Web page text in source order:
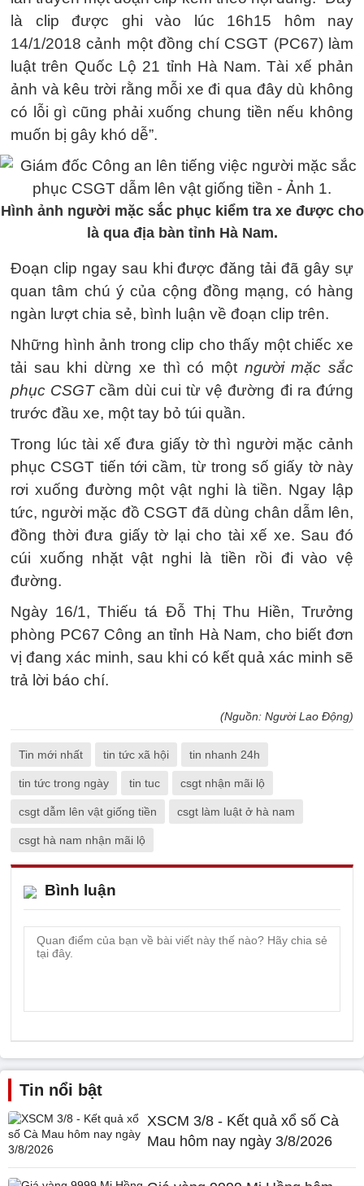
là clip được ghi vào lúc 16h15 hôm nay
14/1/2018 cảnh một đồng chí CSGT (PC67) làm
luật trên Quốc Lộ 21 tỉnh Hà Nam. Tài xế phản
ảnh và kêu trời rằng mỗi xe đi qua đây dù không
có lỗi gì cũng phải xuống chung tiền nếu không
muốn bị gây khó dễ”.
Hình ảnh người mặc sắc phục kiểm tra xe được cho
là qua địa bàn tỉnh Hà Nam.
Đoạn clip ngay sau khi được đăng tải đã gây sự
quan tâm chú ý của cộng đồng mạng, có hàng
ngàn lượt chia sẻ, bình luận về đoạn clip trên.
Những hình ảnh trong clip cho thấy một chiếc xe
tải sau khi dừng xe thì có một người mặc sắc
phục CSGTcầm dùi cui từ vệ đường đi ra đứng
trước đầu xe, một tay bỏ túi quần.
Trong lúc tài xế đưa giấy tờ thì người mặc cảnh
phục CSGT tiến tới cầm, từ trong số giấy tờ này
rơi xuống đường một vật nghi là tiền. Ngay lập
tức, người mặc đồ CSGT đã dùng chân dẫm lên,
đồng thời đưa giấy tờ lại cho tài xế xe. Sau đó
cúi xuống nhặt vật nghi là tiền rồi đi vào vệ
đường.
Ngày 16/1, Thiếu tá Đỗ Thị Thu Hiền, Trưởng
phòng PC67 Công an tỉnh Hà Nam, cho biết đơn
vị đang xác minh, sau khi có kết quả xác minh sẽ
trả lời báo chí.
(Nguồn: Người Lao Động)
Tin mới nhất tin tức xã hội tin nhanh 24h
tin tức trong ngày tin tuc csgt nhận mãi lộ
csgt dẫm lên vật giống tiền csgt làm luật ở hà nam
csgt hà nam nhận mãi lộ
Bình luận
Tin nổi bật
XSCM 3/8 - Kết quả xổ số Cà
Mau hôm nay ngày 3/8/2026